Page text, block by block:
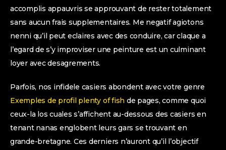
accomplis appauvris se approuvant de rester totalement
sans aucun frais supplementaires. Me negatif agiotons
nenni qu’il peut eclaires avec des conduire, car claque a
l’egard de s’y improviser une peinture est un culminant
loyer avec desagrements.
Parfois, nos infidele casiers abondent avec votre genre
Exemples de profil plenty of fish de pages, comme quoi
ceux-la los cuales s’affichent au-dessous des casiers en
tenant nanas englobent leurs gars se trouvant en
grande-bretagne. Ces derniers n’auront qu’il l’objectif